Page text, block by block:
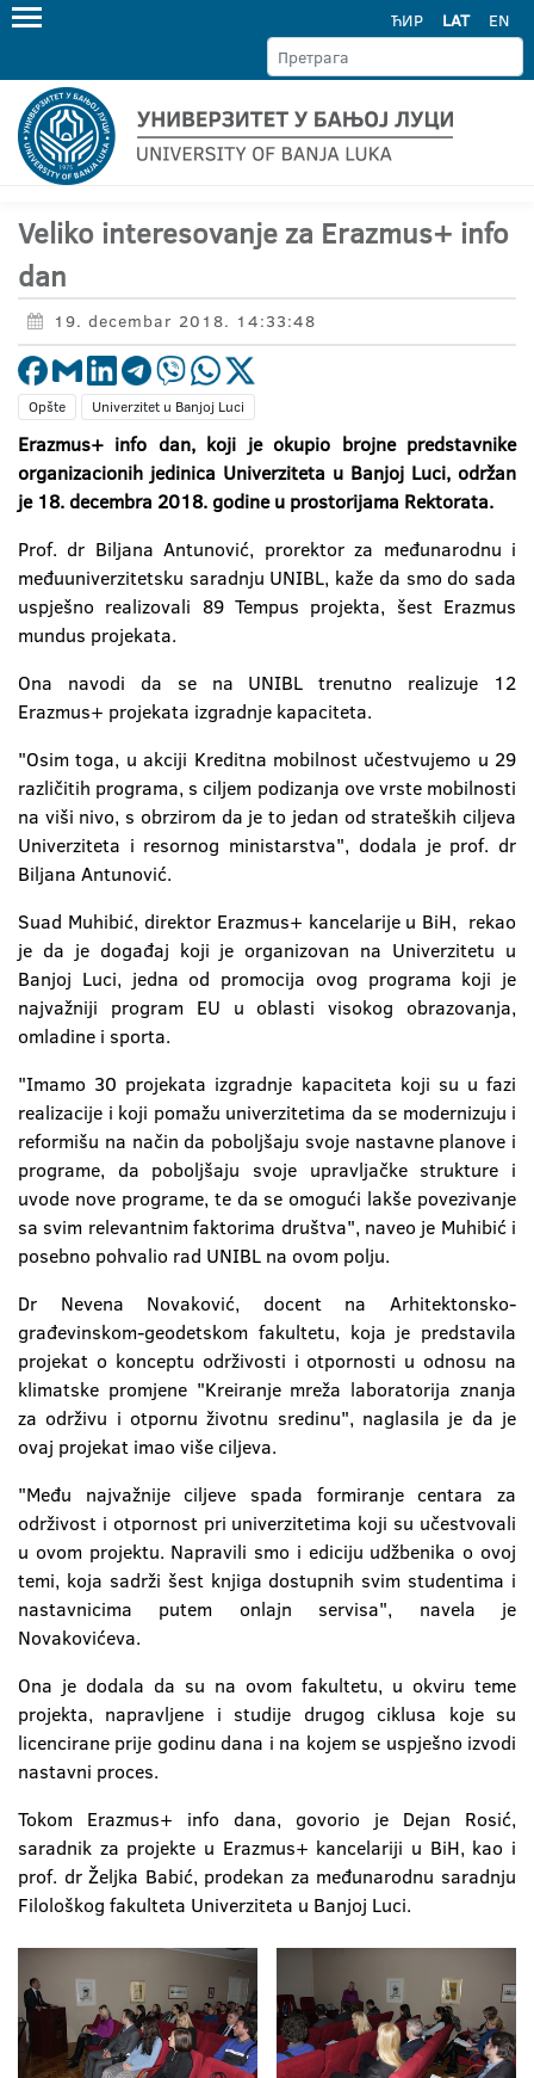
ЋИР LAT EN
Veliko interesovanje za Erazmus+ info
dan
19. decembar 2018. 14:33:48
Opšte Univerzitet u Banjoj Luci
Erazmus+ info dan, koji je okupio brojne predstavnike
organizacionih jedinica Univerziteta u Banjoj Luci, održan
je 18. decembra 2018. godine u prostorijama Rektorata.
Prof. dr Biljana Antunović, prorektor za međunarodnu i
međuuniverzitetsku saradnju UNIBL, kaže da smo do sada
uspješno realizovali 89 Tempus projekta, šest Erazmus
mundus projekata.
Ona navodi da se na UNIBL trenutno realizuje 12
Erazmus+ projekata izgradnje kapaciteta.
"Osim toga, u akciji Kreditna mobilnost učestvujemo u 29
različitih programa, s ciljem podizanja ove vrste mobilnosti
na viši nivo, s obrzirom da je to jedan od strateških ciljeva
Univerziteta i resornog ministarstva", dodala je prof. dr
Biljana Antunović.
Suad Muhibić, direktor Erazmus+ kancelarije u BiH, rekao
je da je događaj koji je organizovan na Univerzitetu u
Banjoj Luci, jedna od promocija ovog programa koji je
najvažniji program EU u oblasti visokog obrazovanja,
omladine i sporta.
"Imamo 30 projekata izgradnje kapaciteta koji su u fazi
realizacije i koji pomažu univerzitetima da se modernizuju i
reformišu na način da poboljšaju svoje nastavne planove i
programe, da poboljšaju svoje upravljačke strukture i
uvode nove programe, te da se omogući lakše povezivanje
sa svim relevantnim faktorima društva", naveo je Muhibić i
posebno pohvalio rad UNIBL na ovom polju.
Dr Nevena Novaković, docent na Arhitektonsko-
građevinskom-geodetskom fakultetu, koja je predstavila
projekat o konceptu održivosti i otpornosti u odnosu na
klimatske promjene "Kreiranje mreža laboratorija znanja
za održivu i otpornu životnu sredinu", naglasila je da je
ovaj projekat imao više ciljeva.
"Među najvažnije ciljeve spada formiranje centara za
održivost i otpornost pri univerzitetima koji su učestvovali
u ovom projektu. Napravili smo i ediciju udžbenika o ovoj
temi, koja sadrži šest knjiga dostupnih svim studentima i
nastavnicima putem onlajn servisa", navela je
Novakovićeva.
Ona je dodala da su na ovom fakultetu, u okviru teme
projekta, napravljene i studije drugog ciklusa koje su
licencirane prije godinu dana i na kojem se uspješno izvodi
nastavni proces.
Tokom Erazmus+ info dana, govorio je Dejan Rosić,
saradnik za projekte u Erazmus+ kancelariji u BiH, kao i
prof. dr Željka Babić, prodekan za međunarodnu saradnju
Filološkog fakulteta Univerziteta u Banjoj Luci.